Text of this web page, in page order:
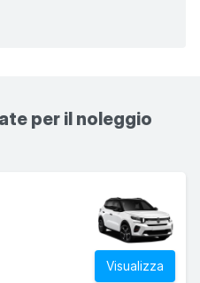
per il noleggio
Visualizza